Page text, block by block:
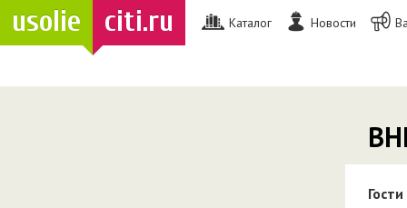
usolie citi.ru Каталог Новости
Гости